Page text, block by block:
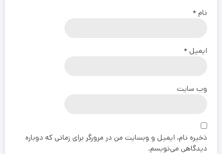
نام*
ایمیل*
وب‌ سایت
ذخیره نام، ایمیل و وبسایت من در مرورگر برای زمانی که دوباره
دیدگاهی می‌نویسم.